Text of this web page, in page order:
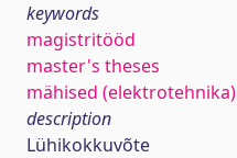
keywords
magistritööd
master's theses
mähised (elektrotehnika)
description
Lühikokkuvõte